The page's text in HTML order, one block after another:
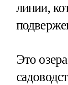
линии,
Это